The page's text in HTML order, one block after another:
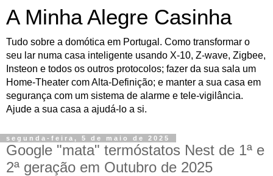
A Minha Alegre Casinha
Tudo sobre a domótica em Portugal. Como transformar o
seu lar numa casa inteligente usando X-10, Z-wave, Zigbee,
Insteon e todos os outros protocolos; fazer da sua sala um
Home-Theater com Alta-Definição; e manter a sua casa em
segurança com um sistema de alarme e tele-vigilância.
Ajude a sua casa a ajudá-lo a si.
segunda-feira, 5 de maio de 2025
Google "mata" termóstatos Nest de 1ª e
2ª geração em Outubro de 2025